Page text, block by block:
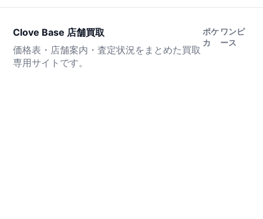
Clove Base 店舗買取
価格表・店舗案内・査定状況をまとめた買取
専用サイトです。
ポケ
カ
ワンピ
ース